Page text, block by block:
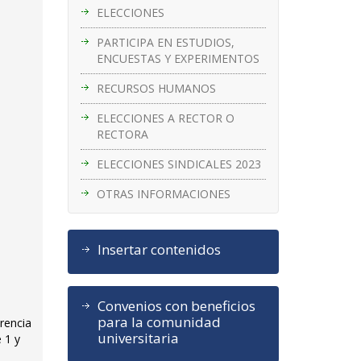
ELECCIONES
PARTICIPA EN ESTUDIOS,
ENCUESTAS Y EXPERIMENTOS
RECURSOS HUMANOS
ELECCIONES A RECTOR O
RECTORA
ELECCIONES SINDICALES 2023
OTRAS INFORMACIONES
Insertar contenidos
Convenios con beneficios
para la comunidad
universitaria
1 y